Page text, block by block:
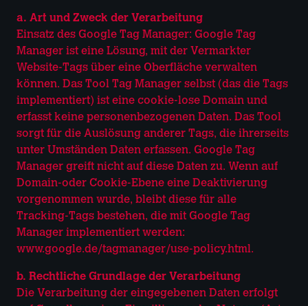
a. Art und Zweck der Verarbeitung
Einsatz des Google Tag Manager: Google Tag
Manager ist eine Lösung, mit der Vermarkter
Website-Tags über eine Oberfläche verwalten
können. Das Tool Tag Manager selbst (das die Tags
implementiert) ist eine cookie-lose Domain und
erfasst keine personenbezogenen Daten. Das Tool
sorgt für die Auslösung anderer Tags, die ihrerseits
unter Umständen Daten erfassen. Google Tag
Manager greift nicht auf diese Daten zu. Wenn auf
Domain-oder Cookie-Ebene eine Deaktivierung
vorgenommen wurde, bleibt diese für alle
Tracking-Tags bestehen, die mit Google Tag
Manager implementiert werden:
www.google.de/tagmanager/use-policy.html.
b. Rechtliche Grundlage der Verarbeitung
Die Verarbeitung der eingegebenen Daten erfolgt